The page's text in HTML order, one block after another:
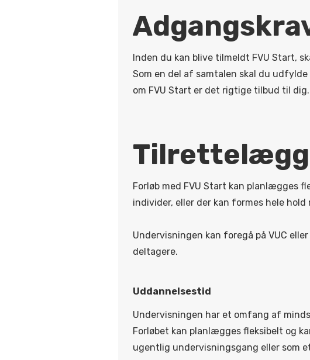
Inden du kan blive tilmeldt FVU Start,
Som en del af samtalen skal du
om FVU Start er det rigtige tilbud til dig.
Forløb med FVU Start kan planlægges
individer, eller der kan formes hele
Undervisningen kan foregå på VUC
deltagere.
Uddannelsestid
Undervisningen har et omfang af
Forløbet kan planlægges fleksibelt og
ugentlig undervisningsgang eller som